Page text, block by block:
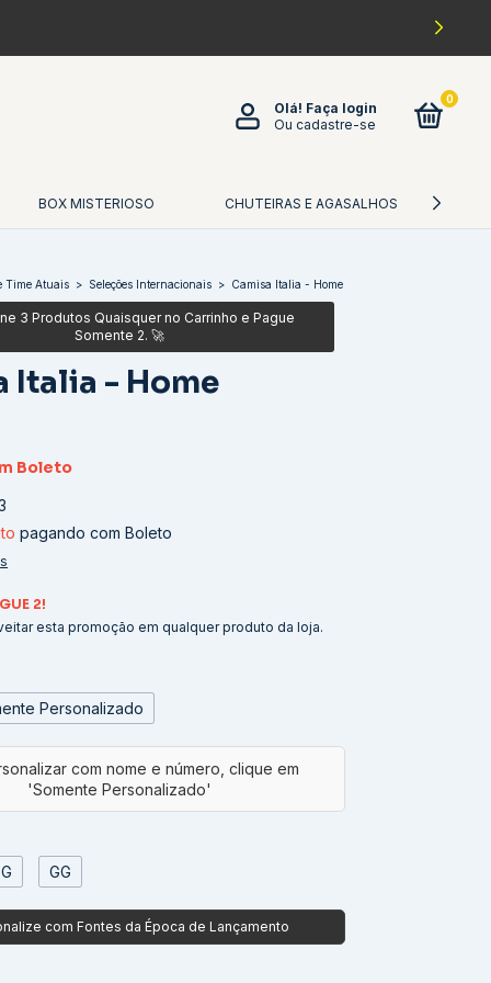
Olá! Faça login
Ou cadastre-se
0
BOX MISTERIOSO CHUTEIRAS E AGASALHOS
Time Atuais > Seleções Internacionais > Camisa Italia - Home
Italia - Home
Boleto
pagando com Boleto
2!
esta promoção em qualquer produto da loja.
Personalizado
G GG